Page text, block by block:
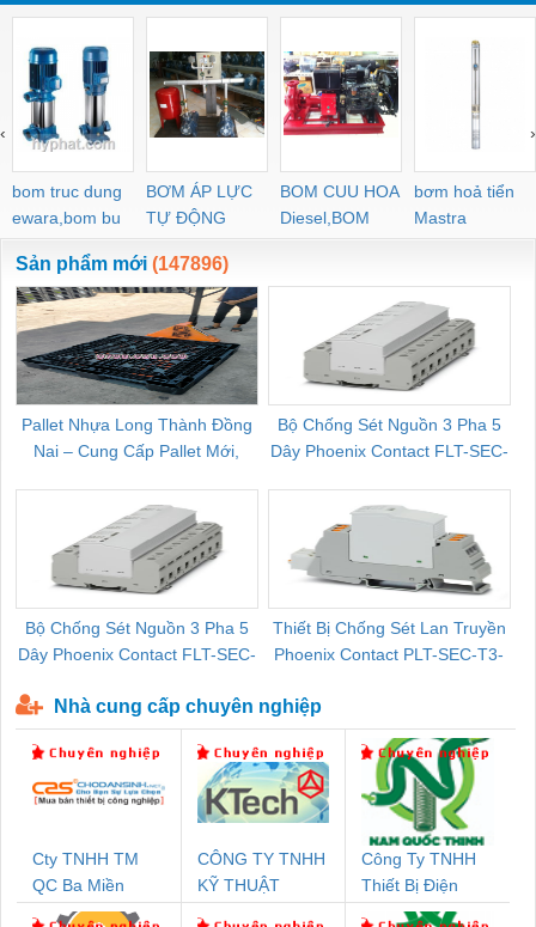
bom truc dung
ewara,bom bu
ewara
BƠM ÁP LỰC
TỰ ĐỘNG
BOM CUU HOA
Diesel,BOM
CHUA CHAY
bơm hoả tiển
Mastra
‹ ›
Sản phẩm mới (147896)
Pallet Nhựa Long Thành Đồng
Nai – Cung Cấp Pallet Mới,
Bộ Chống Sét Nguồn 3 Pha 5
Dây Phoenix Contact FLT-SEC-
Bộ Chống Sét Nguồn 3 Pha 5
Dây Phoenix Contact FLT-SEC-
Thiết Bị Chống Sét Lan Truyền
Phoenix Contact PLT-SEC-T3-
Nhà cung cấp chuyên nghiệp
Cty TNHH TM
QC Ba Miền
CÔNG TY TNHH
KỸ THUẬT
Công Ty TNHH
Thiết Bị Điện
Nam Quốc Thịnh